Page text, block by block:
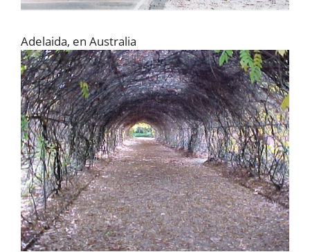
Adelaida, en Australia